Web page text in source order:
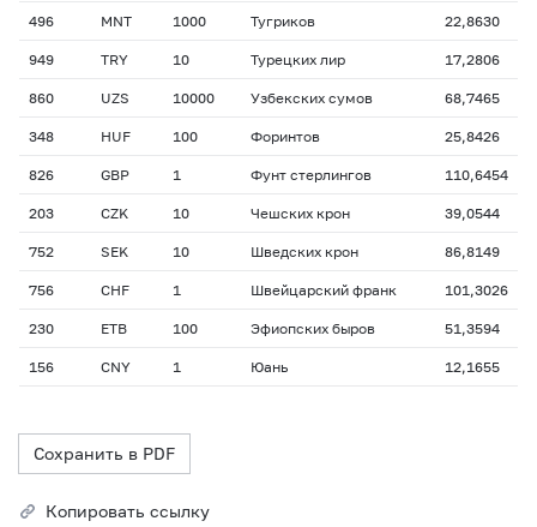
496 MNT 1000 Тугриков 22,8630
949 TRY 10 Турецких лир 17,2806
860 UZS 10000 Узбекских сумов 68,7465
348 HUF 100 Форинтов 25,8426
826 GBP 1 Фунт стерлингов 110,6454
203 CZK 10 Чешских крон 39,0544
752 SEK 10 Шведских крон 86,8149
756 CHF 1 Швейцарский франк 101,3026
230 ETB 100 Эфиопских быров 51,3594
156 CNY 1 Юань 12,1655
Сохранить в PDF
Копировать ссылку